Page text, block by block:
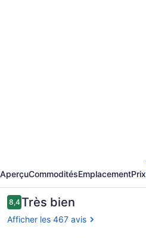
Max
Savassi
Apart
Service
AperçuCommoditésEmplacementPrix
Avis
8,48,4 sur 10 –
Très bien
Afficher les 467 avis